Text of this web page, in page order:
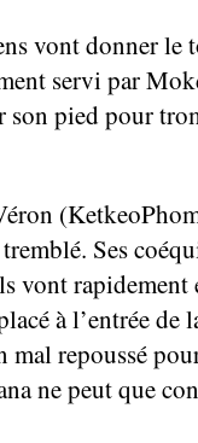
vont donner le
servi par
son pied pour
Ses
vont rapidement
à l’entrée de
repoussé
ne peut que